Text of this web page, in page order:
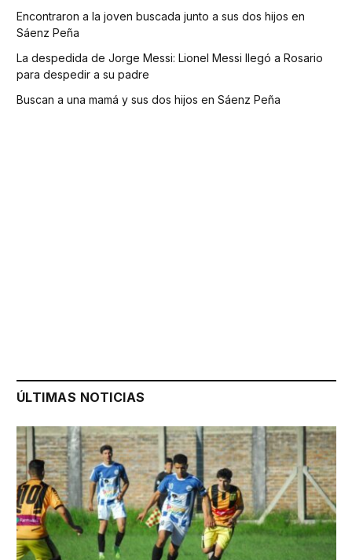
Encontraron a la joven buscada junto a sus dos hijos en
Sáenz Peña
La despedida de Jorge Messi: Lionel Messi llegó a Rosario
para despedir a su padre
Buscan a una mamá y sus dos hijos en Sáenz Peña
ÚLTIMAS NOTICIAS